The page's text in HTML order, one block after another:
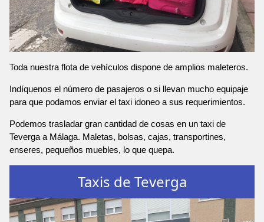
Toda nuestra flota de vehículos dispone de amplios maleteros.
Indíquenos el número de pasajeros o si llevan mucho equipaje
para que podamos enviar el taxi idoneo a sus requerimientos.
Podemos trasladar gran cantidad de cosas en un taxi de
Teverga a Málaga. Maletas, bolsas, cajas, transportines,
enseres, pequeños muebles, lo que quepa.
Taxis de Teverga